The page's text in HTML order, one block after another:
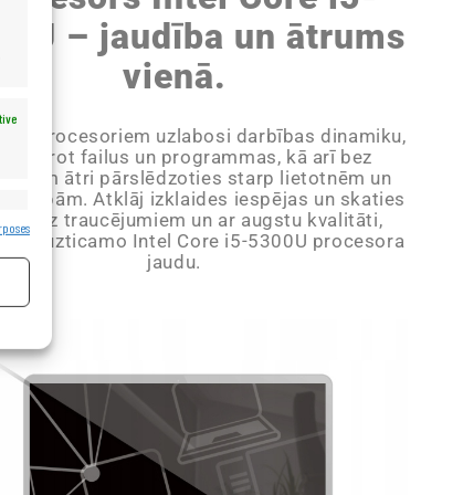
– jaudība un ātrums
vienā.
i5 procesoriem uzlabosi darbības dinamiku,
atverot failus un programmas, kā arī bez
ātri pārslēdzoties starp lietotnēm un
lapām. Atklāj izklaides iespējas un skaties
bez traucējumiem un ar augstu kvalitāti,
uzticamo Intel Core i5-5300U procesora
jaudu.